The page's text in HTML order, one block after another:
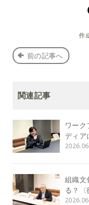
作
前の記事へ
関連記事
ワー
ディア
組織文
る？〈